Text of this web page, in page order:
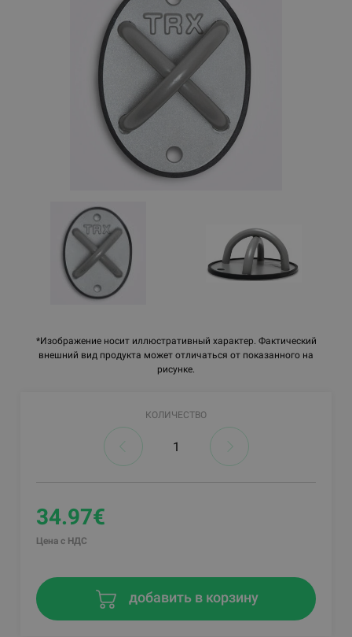
*Изображение носит иллюстративный характер. Фактический
внешний вид продукта может отличаться от показанного на
рисунке.
КОЛИЧЕСТВО
34.97€
Цена с НДС
добавить в корзину